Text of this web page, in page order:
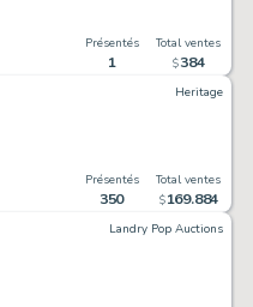
Présentés
1
Total ventes
$384
Heritage
Présentés
350
Total ventes
$169.884
Landry Pop Auctions